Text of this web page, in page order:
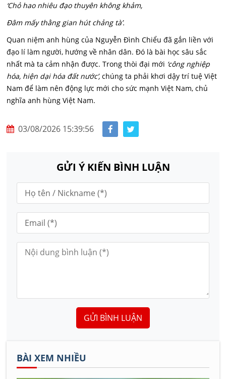
‘Chỏ hao nhiêu đạo thuyên không khảm,
Đâm mấy thằng gian hút chảng tà’.
Quan niệm anh hùng của Nguyễn Đình Chiểu đã gắn liền với
đạo lí làm người, hướng về nhân dân. Đó là bài học sâu sắc
nhất mà ta cảm nhận được. Trong thòi đại mới ‘công nghiệp
hóa, hiện dại hóa đất nước’, chúng ta phải khơi dậy trí tuệ Việt
Nam để làm nên động lực mới cho sức mạnh Việt Nam, chủ
nghĩa anh hùng Việt Nam.
03/08/2026 15:39:56
GỬI Ý KIẾN BÌNH LUẬN
GỬI BÌNH LUẬN
BÀI XEM NHIỀU